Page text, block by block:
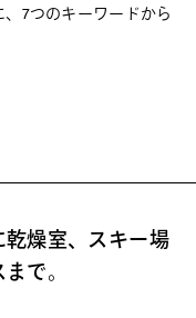
7つのキーワードから
燥室、スキー場
で。